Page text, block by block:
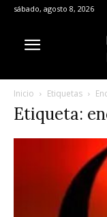
sábado, agosto 8, 2026
Inicio Etiquetas
Etiqueta: